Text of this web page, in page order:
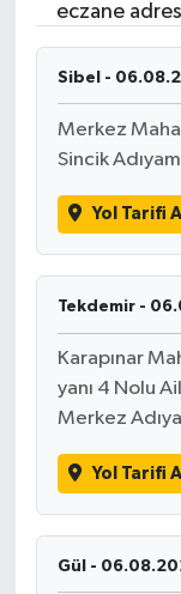
eczane
Sibel -
Merkez
Sincik
Yol Tarifi Al
Tekdemir -
Karapınar
yanı 4 Nolu
Merkez
Yol Tarifi Al
Gül -
Eğitim
Ekonomi
Sağlık
Tokat
Haber Arşivi